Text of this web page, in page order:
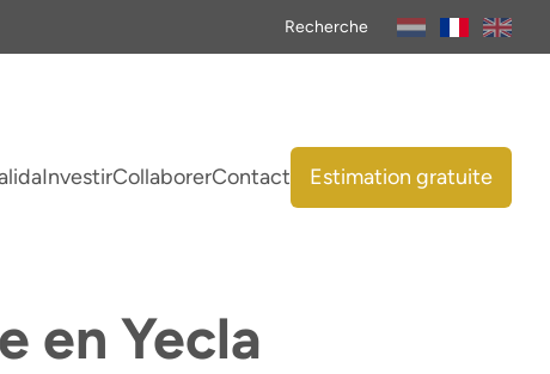
Recherche
InvestirCollaborerContact Estimation gratuite
en Yecla